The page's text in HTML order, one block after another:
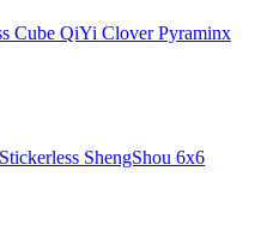
QiYi Clover Pyraminx
ShengShou 6x6